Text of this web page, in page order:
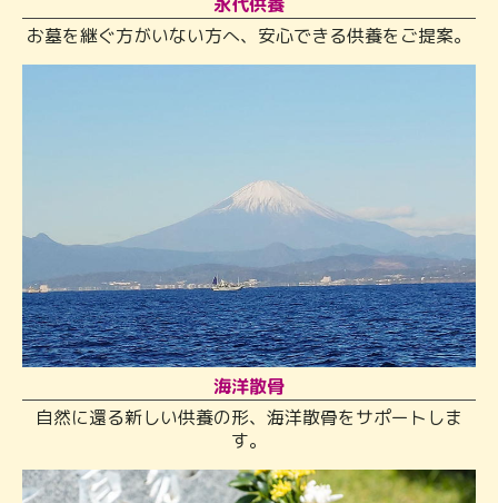
お墓を継ぐ方がいない方へ、安心できる供養をご提案。
海洋散骨
自然に還る新しい供養の形、海洋散骨をサポートしま
す。